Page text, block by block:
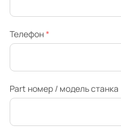
Телефон*
Part номер / модель станка